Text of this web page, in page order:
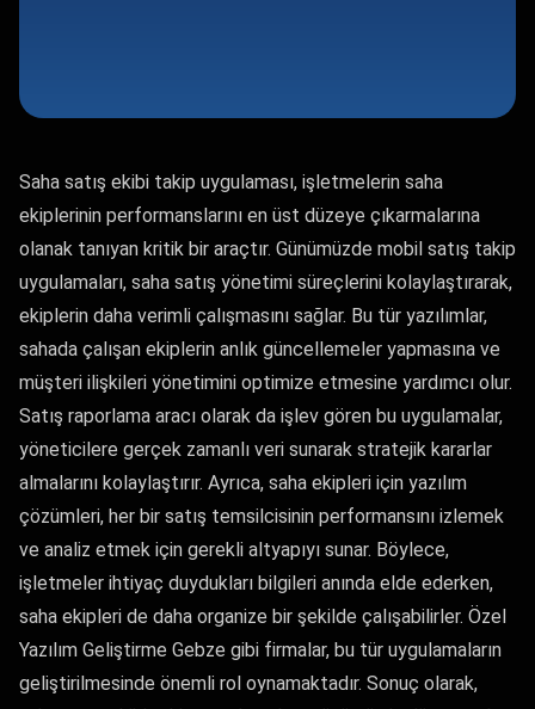
Saha satış ekibi takip uygulaması, işletmelerin saha
ekiplerinin performanslarını en üst düzeye çıkarmalarına
olanak tanıyan kritik bir araçtır. Günümüzde mobil satış takip
uygulamaları, saha satış yönetimi süreçlerini kolaylaştırarak,
ekiplerin daha verimli çalışmasını sağlar. Bu tür yazılımlar,
sahada çalışan ekiplerin anlık güncellemeler yapmasına ve
müşteri ilişkileri yönetimini optimize etmesine yardımcı olur.
Satış raporlama aracı olarak da işlev gören bu uygulamalar,
yöneticilere gerçek zamanlı veri sunarak stratejik kararlar
almalarını kolaylaştırır. Ayrıca, saha ekipleri için yazılım
çözümleri, her bir satış temsilcisinin performansını izlemek
ve analiz etmek için gerekli altyapıyı sunar. Böylece,
işletmeler ihtiyaç duydukları bilgileri anında elde ederken,
saha ekipleri de daha organize bir şekilde çalışabilirler. Özel
Yazılım Geliştirme Gebze gibi firmalar, bu tür uygulamaların
geliştirilmesinde önemli rol oynamaktadır. Sonuç olarak,